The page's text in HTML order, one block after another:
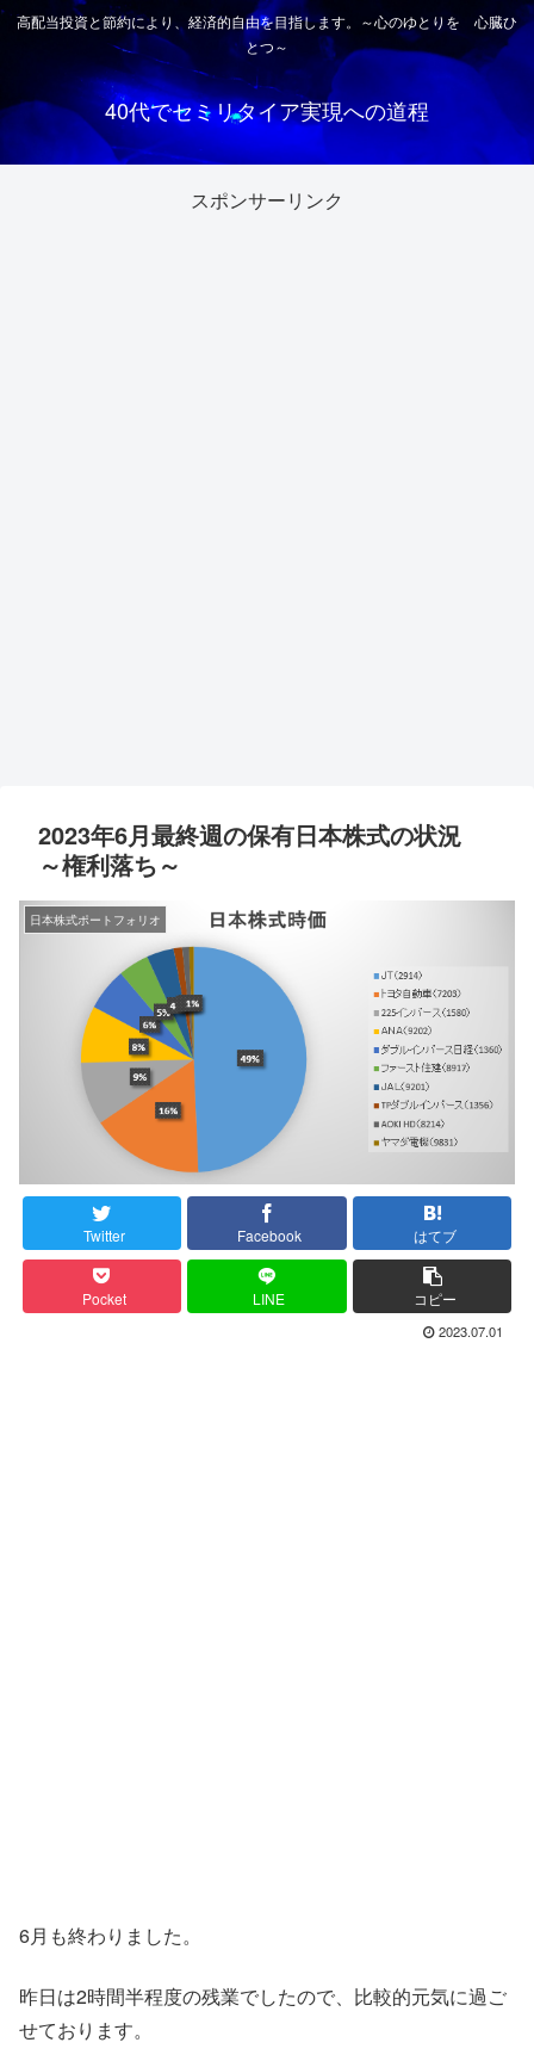
高配当投資と節約により、経済的自由を目指します。～心のゆとりを 心臓ひ
とつ～
40代でセミリタイア実現への道程
スポンサーリンク
2023年6月最終週の保有日本株式の状況
～権利落ち～
日本株式ポートフォリオ
Twitter Facebook はてブ
Pocket LINE コピー
2023.07.01
6月も終わりました。
昨日は2時間半程度の残業でしたので、比較的元気に過ご
せております。